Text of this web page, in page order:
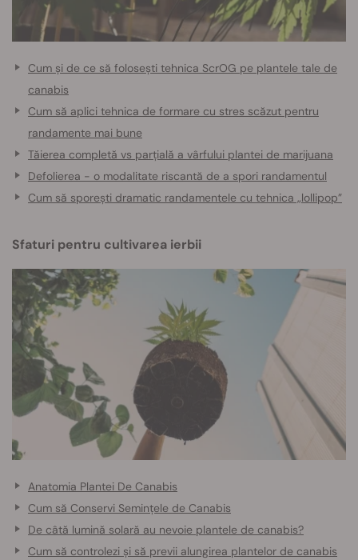
Cum și de ce să folosești tehnica ScrOG pe plantele tale de
canabis
Cum să aplici tehnica de formare cu stres scăzut pentru
randamente mai bune
Tăierea completă vs parțială a vârfului plantei de marijuana
Defolierea - o modalitate riscantă de a spori randamentul
Cum să sporești dramatic randamentele cu tehnica „lollipop”
Sfaturi pentru cultivarea ierbii
Anatomia Plantei De Canabis
Cum să Conservi Semințele de Canabis
De câtă lumină solară au nevoie plantele de canabis?
Cum să controlezi și să previi alungirea plantelor de canabis